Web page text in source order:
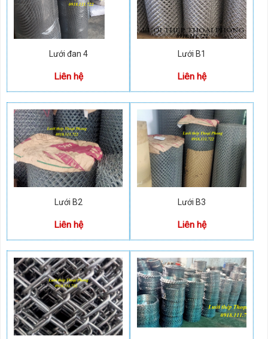
Lưới đan 4
Liên hệ
Lưới B1
Liên hệ
Lưới B2
Liên hệ
Lưới B3
Liên hệ